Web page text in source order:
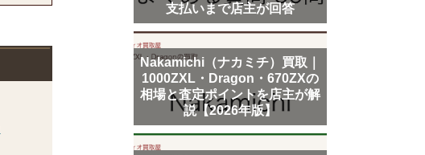
支払いまで店主が回答
Nakamichi（ナカミチ）買取｜
1000ZXL・Dragon・670ZXの
相場と査定ポイントを店主が解
説【2026年版】